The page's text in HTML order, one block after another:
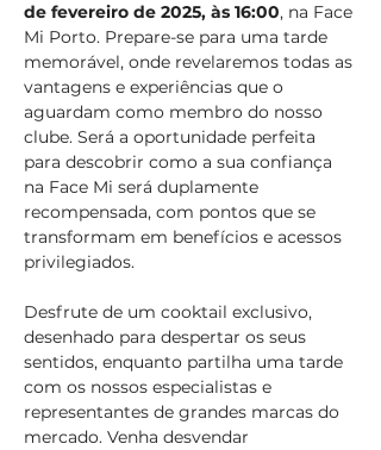
de fevereiro de 2025, às 16:00, na Face
Mi Porto. Prepare-se para uma tarde
memorável, onde revelaremos todas as
vantagens e experiências que o
aguardam como membro do nosso
clube. Será a oportunidade perfeita
para descobrir como a sua confiança
na Face Mi será duplamente
recompensada, com pontos que se
transformam em benefícios e acessos
privilegiados.
Desfrute de um cooktail exclusivo,
desenhado para despertar os seus
sentidos, enquanto partilha uma tarde
com os nossos especialistas e
representantes de grandes marcas do
mercado. Venha desvendar